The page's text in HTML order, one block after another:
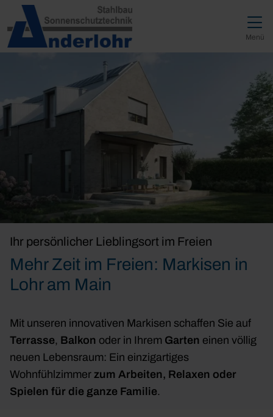
zur Top-Navigation
zur Hauptnavigation
Inhalt springen
zum Footer
Hauptnavigation Menü
Ihr persönlicher Lieblingsort im Freien
Mehr Zeit im Freien: Markisen in
Lohr am Main
Mit unseren innovativen Markisen schaffen Sie auf
Terrasse, Balkon oder in Ihrem Garten einen völlig
neuen Lebensraum: Ein einzigartiges
Wohnfühlzimmer zum Arbeiten, Relaxen oder
Spielen für die ganze Familie.